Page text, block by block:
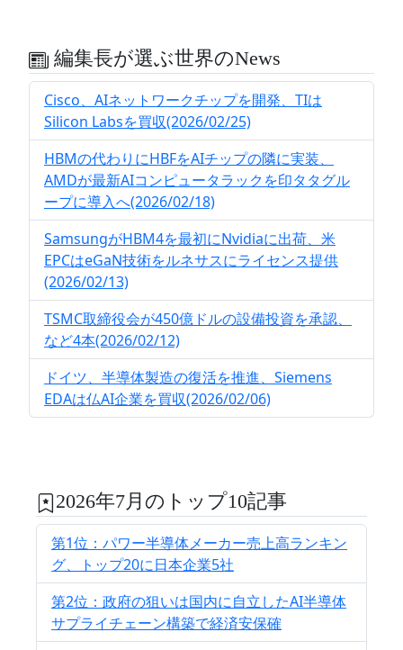
編集長が選ぶ世界のNews
Cisco、AIネットワークチップを開発、TIは
Silicon Labsを買収(2026/02/25)
HBMの代わりにHBFをAIチップの隣に実装、
AMDが最新AIコンピュータラックを印タタグル
ープに導入へ(2026/02/18)
SamsungがHBM4を最初にNvidiaに出荷、米
EPCはeGaN技術をルネサスにライセンス提供
(2026/02/13)
TSMC取締役会が450億ドルの設備投資を承認、
など4本(2026/02/12)
ドイツ、半導体製造の復活を推進、Siemens
EDAは仏AI企業を買収(2026/02/06)
2026年7月のトップ10記事
第1位：パワー半導体メーカー売上高ランキン
グ、トップ20に日本企業5社
第2位：政府の狙いは国内に自立したAI半導体
サプライチェーン構築で経済安保確